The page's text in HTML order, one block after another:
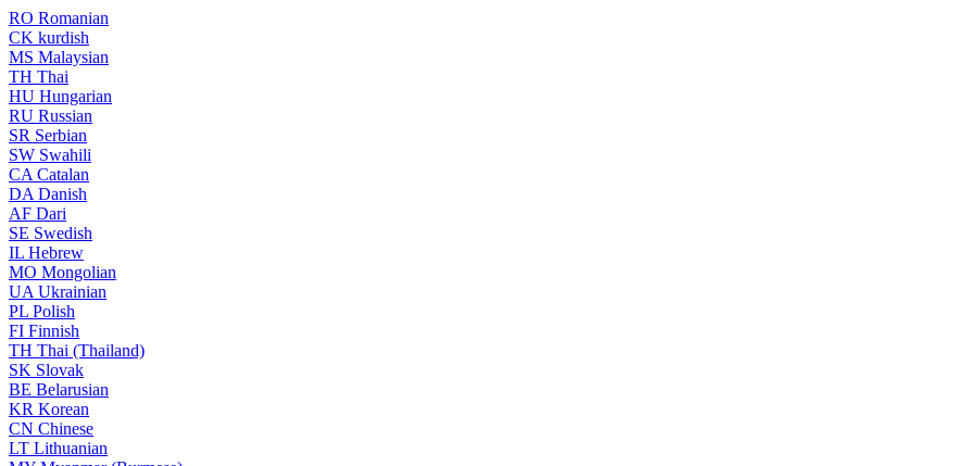
RO Romanian
CK kurdish
MS Malaysian
TH Thai
HU Hungarian
RU Russian
SR Serbian
SW Swahili
CA Catalan
DA Danish
AF Dari
SE Swedish
IL Hebrew
MO Mongolian
UA Ukrainian
PL Polish
FI Finnish
TH Thai (Thailand)
SK Slovak
BE Belarusian
KR Korean
CN Chinese
LT Lithuanian